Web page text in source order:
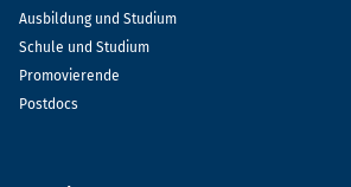
Ausbildung und Studium
Schule und Studium
Promovierende
Postdocs